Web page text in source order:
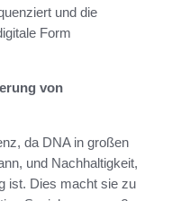
und die
Form
von
da DNA in großen
und Nachhaltigkeit,
ist. Dies macht sie zu